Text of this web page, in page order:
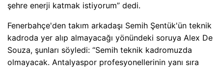
şehre enerji katmak istiyorum” dedi.
Fenerbahçe'den takım arkadaşı Semih Şentük'ün teknik
kadroda yer alıp almayacağı yönündeki soruya Alex De
Souza, şunları söyledi: “Semih teknik kadromuzda
olmayacak. Antalyaspor profesyonellerinin yanı sıra